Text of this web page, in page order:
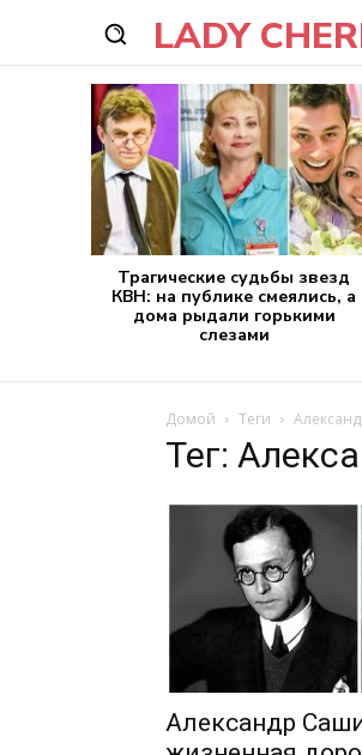
LADY
Трагические судьбы звезд
КВН: на публике смеялись, а
дома рыдали горькими
слезами
Домой Теги
Тег:
Александр